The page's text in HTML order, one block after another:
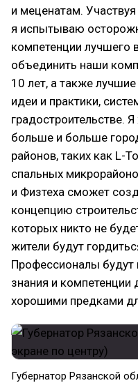
и меценатам.
я испытываю
компетенции лучшего
объединить наши
10 лет, а также
идеи и практики,
градостроительстве.
больше и больше
районов, таких как L-
спальных
и Физтеха сможет
концепцию
которых никто не
жители будут
Профессионалы будут
знания и
хорошими предками
Губернатор Рязанской